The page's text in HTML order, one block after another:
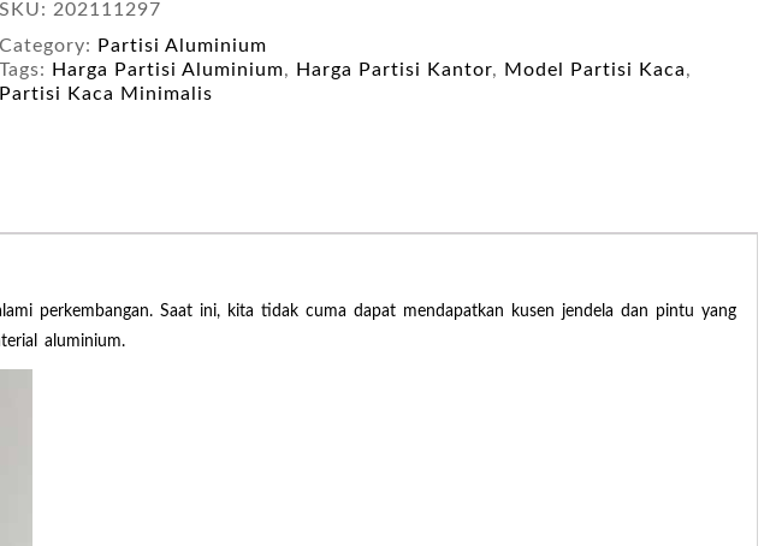
quantity
SKU: 202111297
Category:
Partisi Aluminium
Tags:
Harga Partisi Aluminium, Harga Partisi Kantor, Model Partisi Kaca,
Partisi Kaca Minimalis
perkembangan. Saat ini, kita tidak cuma dapat mendapatkan kusen jendela dan pintu yang
aluminium.